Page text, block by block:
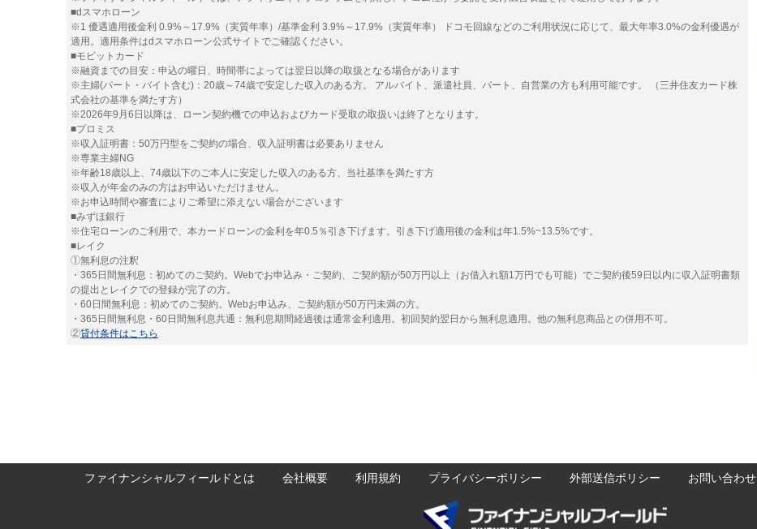
■dスマホローン
※1 優遇適用後金利 0.9%～17.9%（実質年率）/基準金利 3.9%～17.9%（実質年率） ドコモ回線などのご利用状況に応じて、最大年率3.0%の金利優遇が
適用。適用条件はdスマホローン公式サイトでご確認ください。
■モビットカード
※融資までの目安：申込の曜日、時間帯によっては翌日以降の取扱となる場合があります
※主婦(パート・バイト含む)：20歳～74歳で安定した収入のある方。 アルバイト、派遣社員、パート、自営業の方も利用可能です。 （三井住友カード株
式会社の基準を満たす方）
※2026年9月6日以降は、ローン契約機での申込およびカード受取の取扱いは終了となります。
■プロミス
※収入証明書：50万円型をご契約の場合、収入証明書は必要ありません
※専業主婦NG
※年齢18歳以上、74歳以下のご本人に安定した収入のある方、当社基準を満たす方
※収入が年金のみの方はお申込いただけません。
※お申込時間や審査によりご希望に添えない場合がございます
■みずほ銀行
※住宅ローンのご利用で、本カードローンの金利を年0.5％引き下げます。引き下げ適用後の金利は年1.5%~13.5%です。
■レイク
①無利息の注釈
・365日間無利息：初めてのご契約。Webでお申込み・ご契約、ご契約額が50万円以上（お借入れ額1万円でも可能）でご契約後59日以内に収入証明書類
の提出とレイクでの登録が完了の方。
・60日間無利息：初めてのご契約。Webお申込み、ご契約額が50万円未満の方。
・365日間無利息・60日間無利息共通：無利息期間経過後は通常金利適用。初回契約翌日から無利息適用。他の無利息商品との併用不可。
②貸付条件はこちら
ファイナンシャルフィールドとは 会社概要 利用規約 プライバシーポリシー 外部送信ポリシー お問い合わせ